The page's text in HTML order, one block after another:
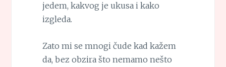
jedem, kakvog je ukusa i kako
izgleda.
Zato mi se mnogi čude kad kažem
da, bez obzira što nemamo nešto